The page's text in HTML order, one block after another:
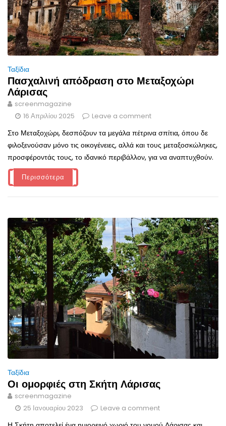
Ταξίδια
Πασχαλινή απόδραση στο Μεταξοχώρι
Λάρισας
screenmagazine
16 Απριλίου 2025
Leave a comment
Στο Μεταξοχώρι, δεσπόζουν τα μεγάλα πέτρινα σπίτια, όπου δε
φιλοξενούσαν μόνο τις οικογένειες, αλλά και τους μεταξοσκώληκες,
προσφέροντάς τους, το ιδανικό περιβάλλον, για να αναπτυχθούν.
Περισσότερα
Ταξίδια
Οι ομορφιές στη Σκήτη Λάρισας
screenmagazine
25 Ιανουαρίου 2023
Leave a comment